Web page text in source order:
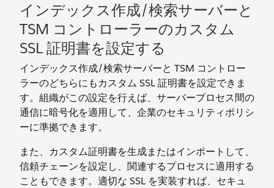
インデックス作成/検索サーバーと
TSM コントローラーのカスタム
SSL 証明書を設定する
インデックス作成/検索サーバーと TSM コントロー
ラーのどちらにもカスタム SSL 証明書を設定できま
す。組織がこの設定を行えば、サーバープロセス間の
通信に暗号化を適用して、企業のセキュリティポリシ
ーに準拠できます。
また、カスタム証明書を生成またはインポートして、
信頼チェーンを設定し、関連するプロセスに適用する
こともできます。適切な SSL を実装すれば、セキュ